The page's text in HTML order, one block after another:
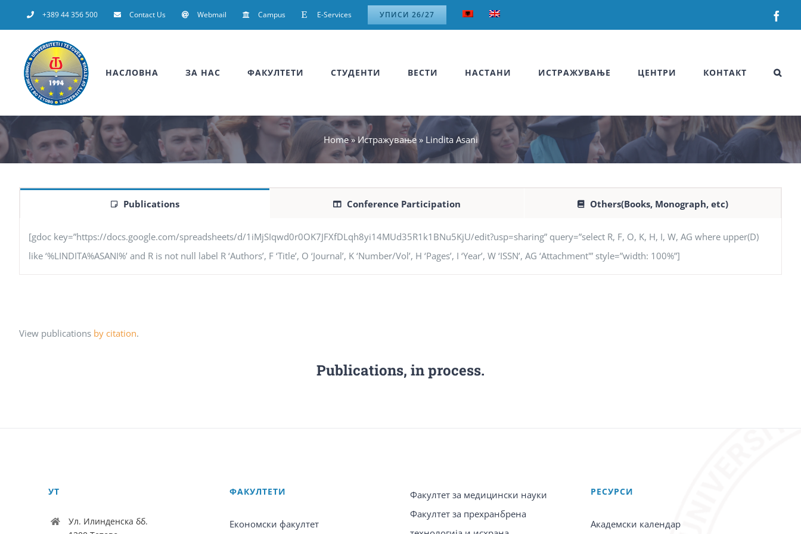
to
+389 44 356 500 Contact Us Webmail Campus E-Services УПИСИ 26/27
НАСЛОВНА ЗА НАС ФАКУЛТЕТИ СТУДЕНТИ ВЕСТИ НАСТАНИ ИСТРАЖУВАЊЕ ЦЕНТРИ КОНТАКТ
Home»Истражување» Lindita Asani
Publications Conference Participation Others(Books, Monograph, etc)
[gdoc key=”https://docs.google.com/spreadsheets/d/1iMjSIqwd0r0OK7JFXfDLqh8yi14MUd35R1k1BNu5KjU/edit?usp=sharing” query=”select R, F, O, K, H, I, W, AG where upper(D)
like ‘%LINDITA%ASANI%’ and R is not null label R ‘Authors’, F ‘Title’, O ‘Journal’, K ‘Number/Vol’, H ‘Pages’, I ‘Year’, W ‘ISSN’, AG ‘Attachment'” style=”width: 100%”]
View publications by citation.
Publications, in process.
УТ
Ул. Илинденска бб.
ФАКУЛТЕТИ
Економски факултет
Факултет за медицински науки
Факултет за прехранбрена
PЕСУРСИ
Академски календар